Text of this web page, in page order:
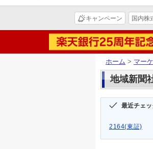
キャンペーン 国内株
ホーム > マー
地域新聞
最近チェ
2164(東証)